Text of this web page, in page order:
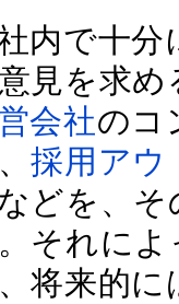
内で十
見を求
会社のコ
採用アウ
どを、
それに
将来的